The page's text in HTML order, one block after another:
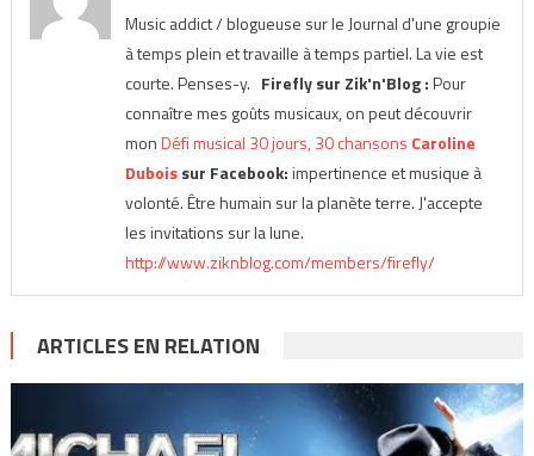
Music addict / blogueuse sur le Journal d'une groupie
à temps plein et travaille à temps partiel. La vie est
courte. Penses-y. Firefly sur Zik'n'Blog :Pour
connaître mes goûts musicaux, on peut découvrir
monDéfi musical 30 jours, 30 chansons Caroline
Duboissur Facebook:impertinence et musique à
volonté. Être humain sur la planète terre. J'accepte
les invitations sur la lune.
http://www.ziknblog.com/members/firefly/
ARTICLES EN RELATION